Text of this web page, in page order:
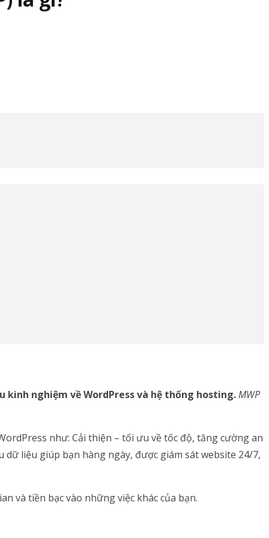
kinh nghiệm về WordPress và hệ thống hosting.MWP
như: Cải thiện – tối ưu về tốc độ, tăng cường an
dữ liệu giúp bạn hàng ngày, được giám sát website 24/7,
và tiền bạc vào những việc khác của bạn.